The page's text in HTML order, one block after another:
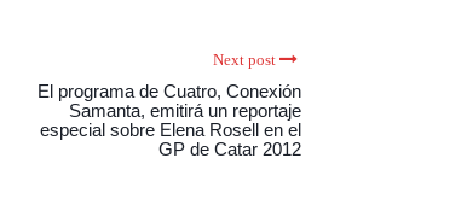
Next post
El programa de Cuatro, Conexión
Samanta, emitirá un reportaje
especial sobre Elena Rosell en el
GP de Catar 2012